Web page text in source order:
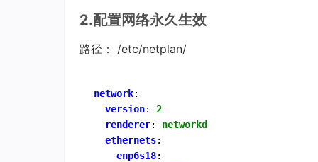
2.配置网络永久生效
路径： /etc/netplan/
network:
version:
2
renderer:
networkd
ethernets:
enp6s18: